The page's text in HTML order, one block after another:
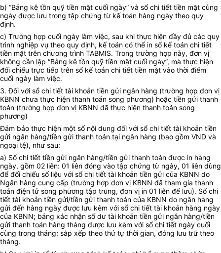
b) “Bảng kê tồn quỹ tiền mặt cuối ngày” và sổ chi tiết tiền mặt cùng
ngày được lưu trong tập chứng từ kế toán hàng ngày theo quy
định.
c) Trường hợp cuối ngày làm việc, sau khi thực hiện đầy đủ các quy
trình nghiệp vụ theo quy định, kế toán có thể in sổ kế toán chi tiết
tiền mặt trên chương trình TABMIS. Trong trường hợp này, đơn vị
không cần lập “Bảng kê tồn quỹ tiền mặt cuối ngày”, mà thực hiện
đối chiếu trực tiếp trên sổ kế toán chi tiết tiền mặt vào thời điểm
cuối ngày làm việc.
3. Đối với sổ chi tiết tài khoản tiền gửi ngân hàng (trường hợp đơn vị
KBNN chưa thực hiện thanh toán song phương) hoặc tiền gửi thanh
toán (trường hợp đơn vị KBNN đã thực hiện thanh toán song
phương)
Đảm bảo thực hiện một số nội dung đối với sổ chi tiết tài khoản tiền
gửi ngân hàng/tiền gửi thanh toán tại ngân hàng (bao gồm VND và
ngoại tệ), như sau:
a) Sổ chi tiết tiền gửi ngân hàng/tiền gửi thanh toán được in hàng
ngày, gồm 02 liên: 01 liên đóng vào tập chứng từ ngày, 01 liên dùng
để đối chiếu số liệu với sổ chi tiết tài khoản tiền gửi của KBNN do
Ngân hàng cung cấp (trường hợp đơn vị KBNN đã tham gia thanh
toán điện tử song phương tập trung, đơn vị in 01 liên để lưu). Sổ chi
tiết tài khoản tiền gửi/tiền gửi thanh toán của KBNN do ngân hàng
gửi đến hàng ngày được lưu kèm với sổ chi tiết tài khoản hàng ngày
của KBNN; bảng xác nhận số dư tài khoản tiền gửi ngân hàng/tiền
gửi thanh toán hàng tháng được lưu kèm với sổ chi tiết ngày cuối
cùng trong tháng; sắp xếp theo thứ tự thời gian, đóng lưu trữ theo
tháng.